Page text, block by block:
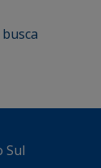
Sul